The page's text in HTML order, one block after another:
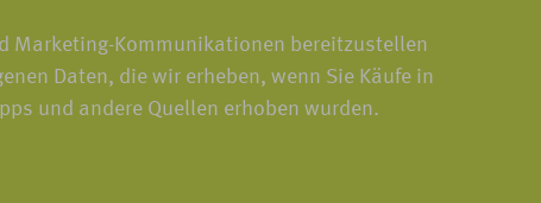
Marketing-Kommunikationen bereitzustellen
Daten, die wir erheben, wenn Sie Käufe in
und andere Quellen erhoben wurden.